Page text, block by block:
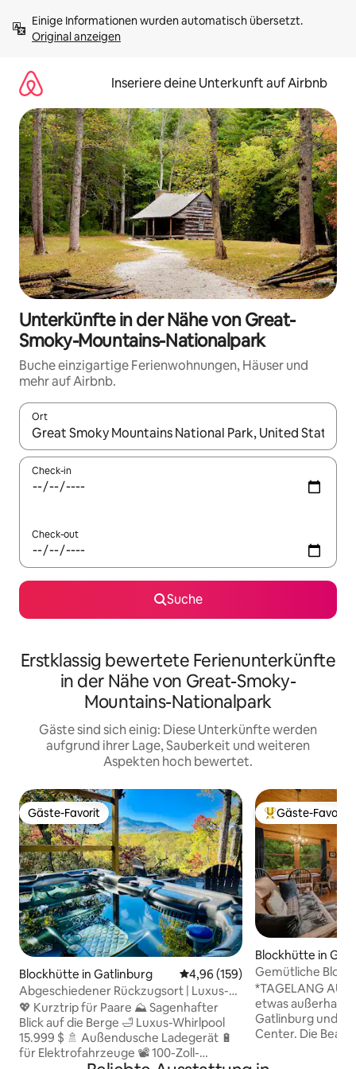
Inhalten
springenOriginal anzeigen
Inseriere deine Unterkunft auf Airbnb
Unterkünfte in der Nähe von Great-
Smoky-Mountains-Nationalpark
Buche einzigartige Ferienwohnungen, Häuser und
mehr auf Airbnb.
Ort
Wenn Ergebnisse verfügbar sind, navigiere mit den
Check-in
Check-out
Suche
Erstklassig bewertete Ferienunterkünfte
in der Nähe von Great-Smoky-
Mountains-Nationalpark
Gäste sind sich einig: Diese Unterkünfte werden
aufgrund ihrer Lage, Sauberkeit und weiteren
Aspekten hoch bewertet.
Gäste-Favorit
Gäste-Favorit
Blockhütte in Gatlinburg Durchschnittliche Bewertung:
4,96 (159)
Abgeschiedener Rückzugsort | Luxus-
Whirlpool + Bergblick + EV-Ladegerät
💖 Kurztrip für Paare ⛰️ Sagenhafter
Blick auf die Berge 🛁 Luxus-Whirlpool
15.999 $ 🚿 Außendusche Ladegerät 🔋
für Elektrofahrzeuge 📽️ 100-Zoll-
Beliebter Gäste-
Gäste-Favorit
Blockhütte in
Gemütliche
Personen
*TAGELANG
etwas außerhalb
Gatlinburg und
Center. Die Bear
Luxus von 2